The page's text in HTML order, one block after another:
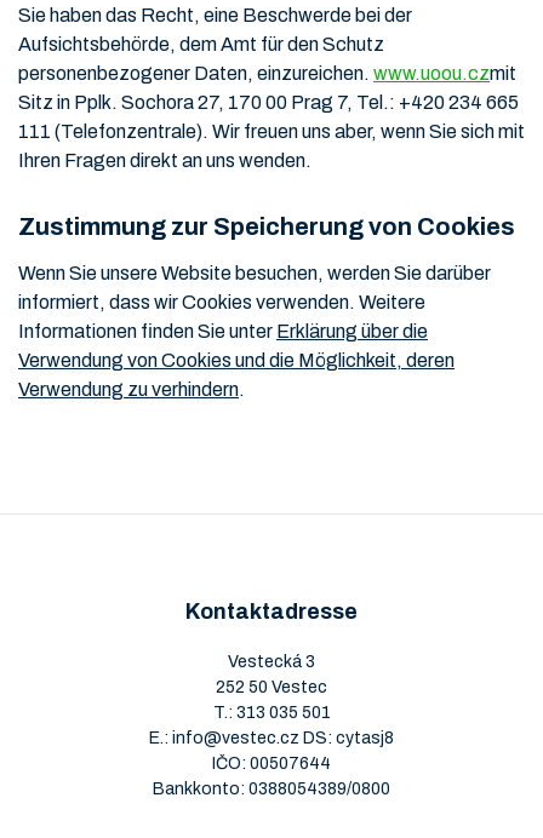
Sie haben das Recht, eine Beschwerde bei der
Aufsichtsbehörde, dem Amt für den Schutz
personenbezogener Daten, einzureichen. www.uoou.czmit
Sitz in Pplk. Sochora 27, 170 00 Prag 7, Tel.: +420 234 665
111 (Telefonzentrale). Wir freuen uns aber, wenn Sie sich mit
Ihren Fragen direkt an uns wenden.
Zustimmung zur Speicherung von Cookies
Wenn Sie unsere Website besuchen, werden Sie darüber
informiert, dass wir Cookies verwenden. Weitere
Informationen finden Sie unter Erklärung über die
Verwendung von Cookies und die Möglichkeit, deren
Verwendung zu verhindern.
Kontaktadresse
Vestecká 3
252 50 Vestec
T.: 313 035 501
E.: info@vestec.cz DS: cytasj8
IČO: 00507644
Bankkonto: 0388054389/0800